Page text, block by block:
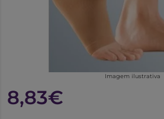
Imagem ilustrativa
8,83€